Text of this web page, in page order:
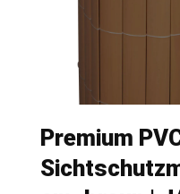
Premium